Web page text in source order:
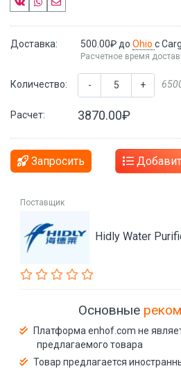
Доставка: 500.00₽ до Ohio с
Расчетное время
Количество: - +
Расчет: 3870.00₽
Запросить
Поставщик
Hidly Water
Основные
Платформа enhof.com не
предлагаемого товара
Товар предлагается